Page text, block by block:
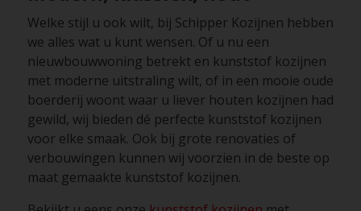
Welke stijl u ook wilt, bij Schipper Kozijnen hebben
we alles wat u kunt wensen. Of u nu een
nieuwbouwwoning betrekt en kunststof kozijnen
met moderne uitstraling wilt, of in een mooie oude
boerderij woont waar u liever houten kozijnen had
gewild, wij bieden dé perfecte kunststof kozijnen
voor elke smaak. Ook bij grote renovaties of
verbouwingen kunnen wij voorzien in de beste op
maat gemaakte kunststof kozijnen.